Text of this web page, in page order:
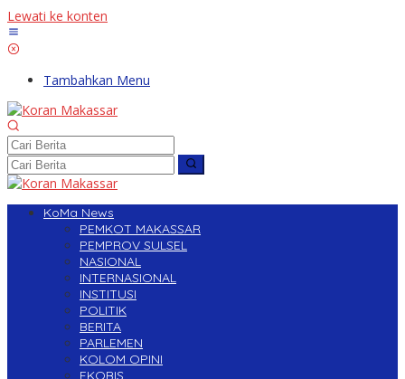
Lewati ke konten
Tambahkan Menu
KoMa News
PEMKOT MAKASSAR
PEMPROV SULSEL
NASIONAL
INTERNASIONAL
INSTITUSI
POLITIK
BERITA
PARLEMEN
KOLOM OPINI
EKOBIS